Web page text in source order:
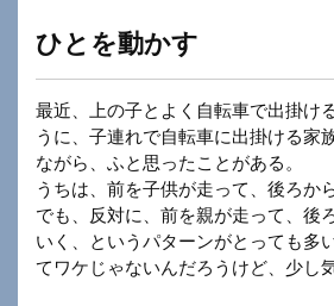
ひとを動かす
最近、上の子とよく自転車で出掛け
うに、子連れで自転車に出掛ける家
ながら、ふと思ったことがある。
うちは、前を子供が走って、後ろか
でも、反対に、前を親が走って、後
いく、というパターンがとっても多
てワケじゃないんだろうけど、少し